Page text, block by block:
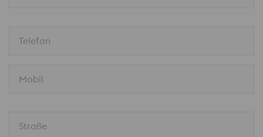
Telefon
Mobil
Straße